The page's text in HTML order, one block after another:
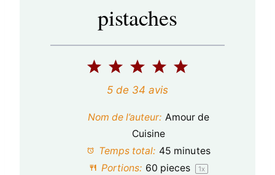
pistaches
5
t
i
4
é
t
i
3
é
t
o
i
2
é
t
i
1
é
t
i
5de 34 avis
Nom de l’auteur: Amour de
Cuisine
Temps total: 45 minutes
Portions: 60 pieces 1x